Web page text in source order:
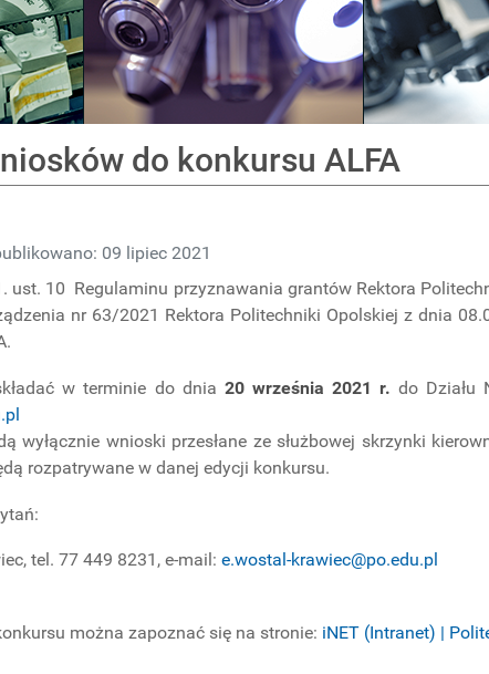
do konkursu ALFA
09 lipiec 2021
ust. 10 Regulaminu przyznawania grantów Rektora
nr 63/2021 Rektora Politechniki Opolskiej z dnia
w terminie do dnia 20 września 2021 r. do Działu
wyłącznie wnioski przesłane ze służbowej skrzynki
rozpatrywane w danej edycji konkursu.
tel. 77 449 8231, e-mail: e.wostal-krawiec@po.edu.pl
można zapoznać się na stronie: iNET (Intranet) |